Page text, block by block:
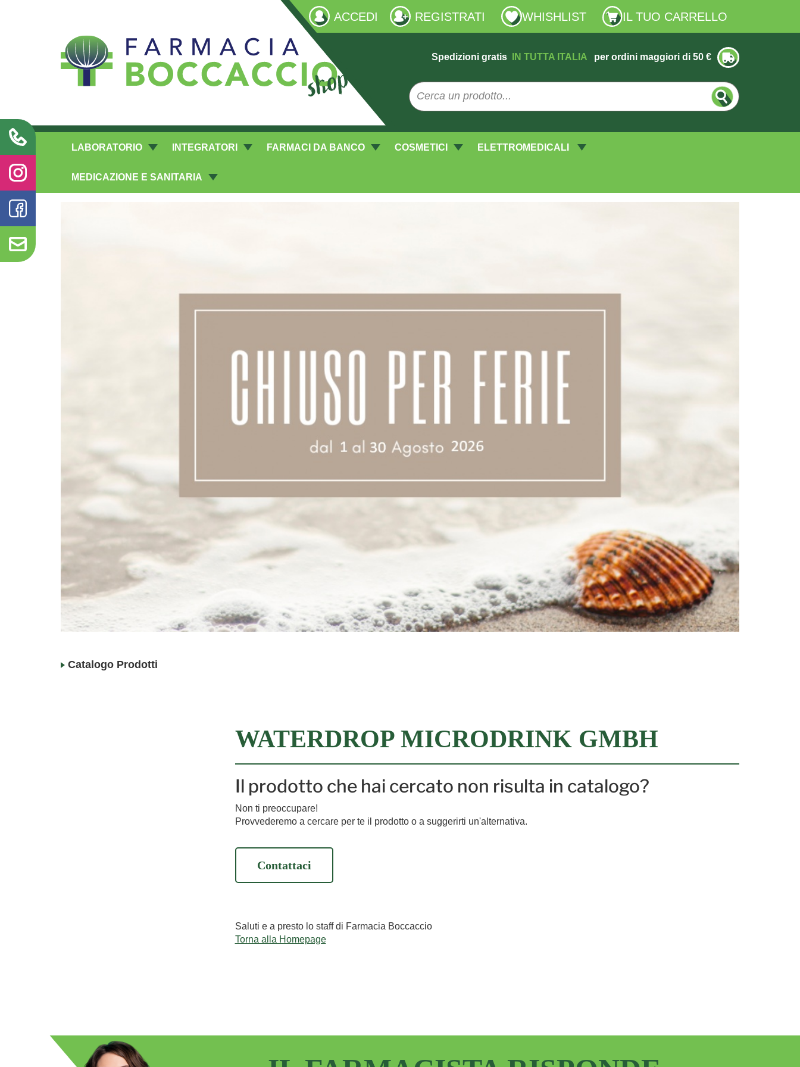
ACCEDI REGISTRATI WHISHLIST IL TUO CARRELLO
Spedizioni gratis IN TUTTA ITALIA per ordini maggiori di 50 €
LABORATORIO INTEGRATORI FARMACI DA BANCO COSMETICI ELETTROMEDICALI
MEDICAZIONE E SANITARIA
Catalogo Prodotti
WATERDROP MICRODRINK GMBH
Il prodotto che hai cercato non risulta in catalogo?
Non ti preoccupare!
Provvederemo a cercare per te il prodotto o a suggerirti un'alternativa.
Contattaci
Saluti e a presto lo staff di Farmacia Boccaccio
Torna alla Homepage